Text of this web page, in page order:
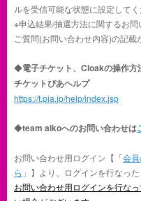
ルを受信可能な状態に設定してく
※申込結果/抽選方法に関するお問
ご質問(お問い合わせ内容)の記載
◆電子チケット、Cloakの操作
チケットぴあヘルプ
https://t.pia.jp/help/index.jsp
◆team aikoへのお問い合わせは
お問い合わせ用ログイン【「会
ら 」】より、ログインを行なっ
お問い合わせ用ログインを行な